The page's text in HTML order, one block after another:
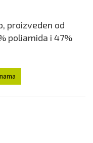
proizveden od
poliamida i 47%